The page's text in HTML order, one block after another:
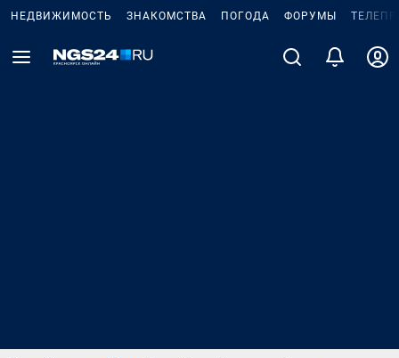
НЕДВИЖИМОСТЬ ЗНАКОМСТВА ПОГОДА ФОРУМЫ